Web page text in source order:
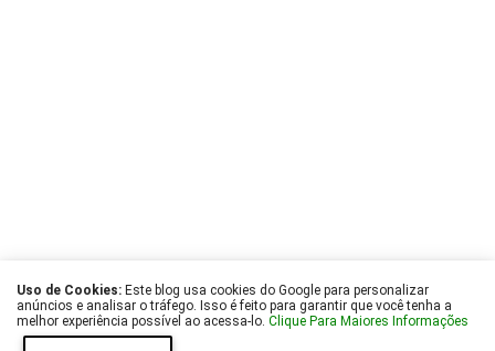
Uso de Cookies: Este blog usa cookies do Google para personalizar
anúncios e analisar o tráfego. Isso é feito para garantir que você tenha a
melhor experiência possível ao acessa-lo. Clique Para Maiores Informações